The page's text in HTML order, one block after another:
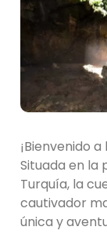
¡Bienvenido
Situada en la
Turquía, la
cautivador
única y